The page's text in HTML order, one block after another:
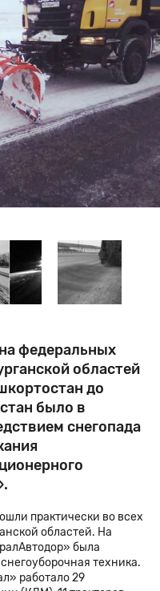
федеральных
областей
до
было в
снегопада
практически во всех
областей. На
была
техника.
работало 29